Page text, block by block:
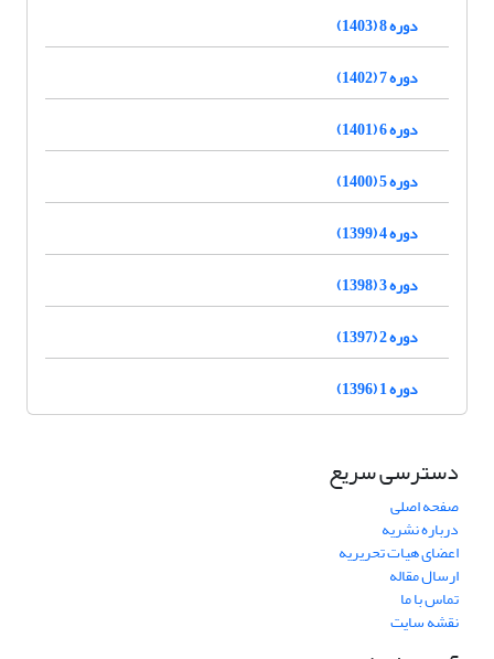
دوره 8 (1403)
دوره 7 (1402)
دوره 6 (1401)
دوره 5 (1400)
دوره 4 (1399)
دوره 3 (1398)
دوره 2 (1397)
دوره 1 (1396)
دسترسی سریع
صفحه اصلی
درباره نشریه
اعضای هیات تحریریه
ارسال مقاله
تماس با ما
نقشه سایت